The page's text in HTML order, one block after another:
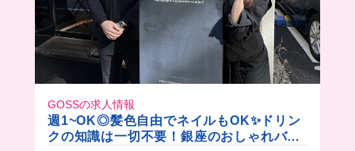
GOSSの求人情報
週1~OK◎髪色自由でネイルもOK✨ドリン
クの知識は一切不要！銀座のおしゃれバー